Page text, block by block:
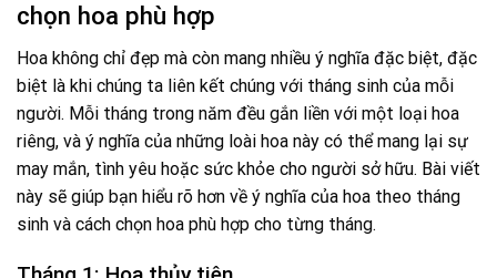
chọn hoa phù hợp
Hoa không chỉ đẹp mà còn mang nhiều ý nghĩa đặc biệt, đặc
biệt là khi chúng ta liên kết chúng với tháng sinh của mỗi
người. Mỗi tháng trong năm đều gắn liền với một loại hoa
riêng, và ý nghĩa của những loài hoa này có thể mang lại sự
may mắn, tình yêu hoặc sức khỏe cho người sở hữu. Bài viết
này sẽ giúp bạn hiểu rõ hơn về ý nghĩa của hoa theo tháng
sinh và cách chọn hoa phù hợp cho từng tháng.